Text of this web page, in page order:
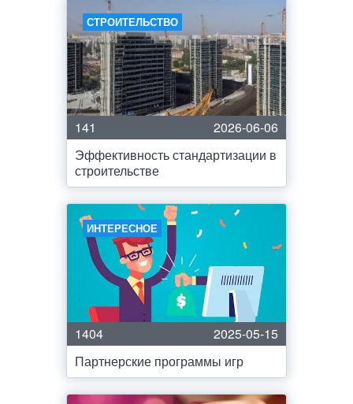
СТРОИТЕЛЬСТВО
141
2026-06-06
Эффективность стандартизации в
строительстве
ИНТЕРЕСНОЕ
1404
2025-05-15
Партнерские программы игр